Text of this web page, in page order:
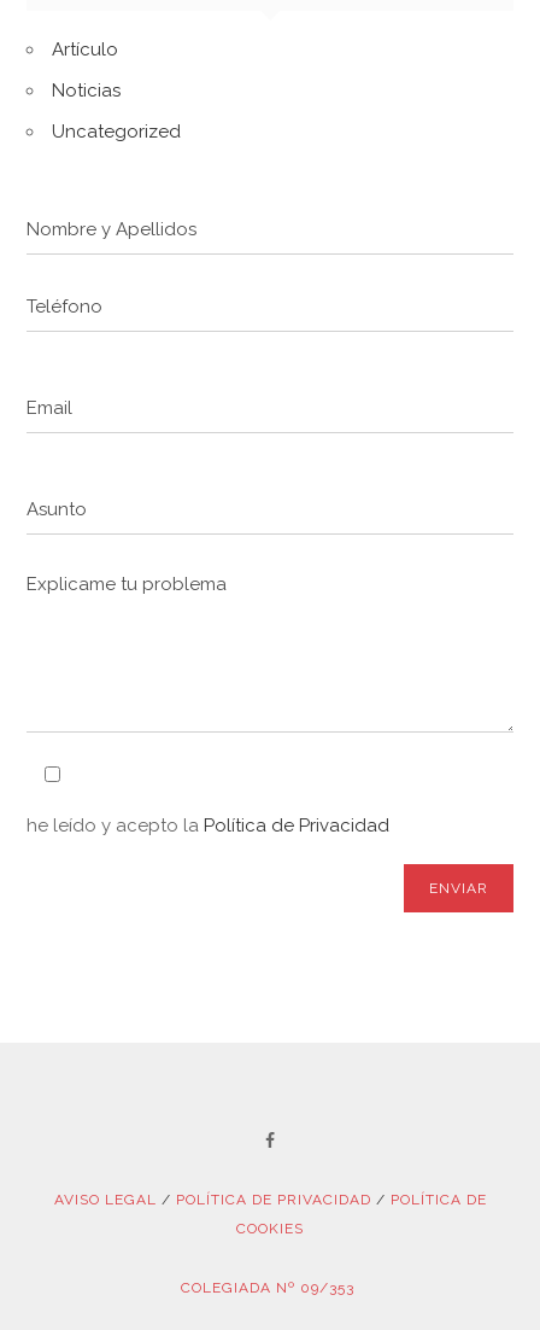
Artículo
Noticias
Uncategorized
he leído y acepto la Política de Privacidad
AVISO LEGAL / POLÍTICA DE PRIVACIDAD / POLÍTICA DE
COOKIES
COLEGIADA Nº 09/353